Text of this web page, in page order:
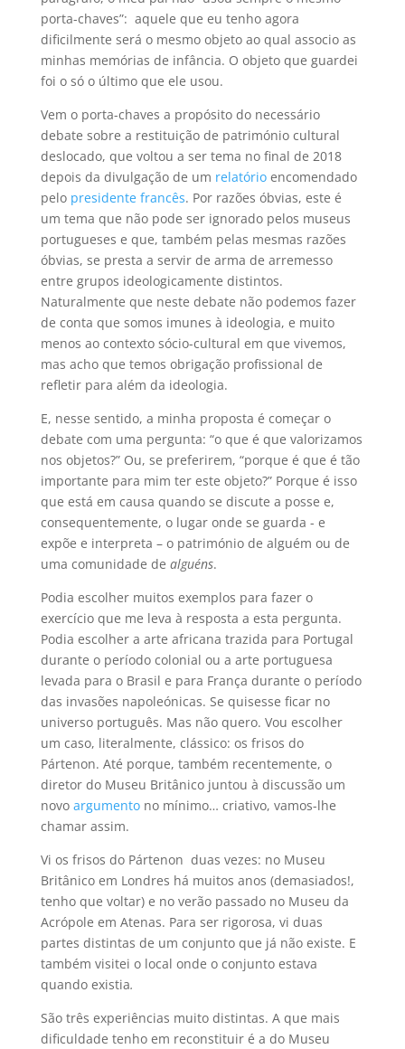
porta-chaves”: aquele que eu tenho agora
dificilmente será o mesmo objeto ao qual associo as
minhas memórias de infância. O objeto que guardei
foi o só o último que ele usou.
Vem o porta-chaves a propósito do necessário
debate sobre a restituição de património cultural
deslocado, que voltou a ser tema no final de 2018
depois da divulgação de um relatórioencomendado
pelo presidente francês. Por razões óbvias, este é
um tema que não pode ser ignorado pelos museus
portugueses e que, também pelas mesmas razões
óbvias, se presta a servir de arma de arremesso
entre grupos ideologicamente distintos.
Naturalmente que neste debate não podemos fazer
de conta que somos imunes à ideologia, e muito
menos ao contexto sócio-cultural em que vivemos,
mas acho que temos obrigação profissional de
refletir para além da ideologia.
E, nesse sentido, a minha proposta é começar o
debate com uma pergunta: “o que é que valorizamos
nos objetos?” Ou, se preferirem, “porque é que é tão
importante para mim ter este objeto?” Porque é isso
que está em causa quando se discute a posse e,
consequentemente, o lugar onde se guarda - e
expõe e interpreta – o património de alguém ou de
uma comunidade de alguéns.
Podia escolher muitos exemplos para fazer o
exercício que me leva à resposta a esta pergunta.
Podia escolher a arte africana trazida para Portugal
durante o período colonial ou a arte portuguesa
levada para o Brasil e para França durante o período
das invasões napoleónicas. Se quisesse ficar no
universo português. Mas não quero. Vou escolher
um caso, literalmente, clássico: os frisos do
Pártenon. Até porque, também recentemente, o
diretor do Museu Britânico juntou à discussão um
novo argumentono mínimo… criativo, vamos-lhe
chamar assim.
Vi os frisos do Pártenon duas vezes: no Museu
Britânico em Londres há muitos anos (demasiados!,
tenho que voltar) e no verão passado no Museu da
Acrópole em Atenas. Para ser rigorosa, vi duas
partes distintas de um conjunto que já não existe. E
também visitei o local onde o conjunto estava
quando existia.
São três experiências muito distintas. A que mais
dificuldade tenho em reconstituir é a do Museu